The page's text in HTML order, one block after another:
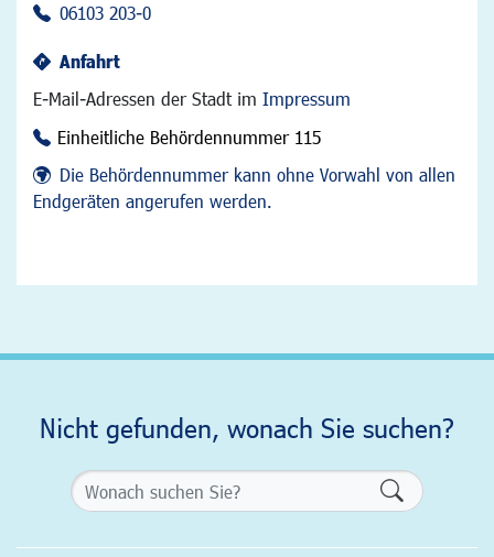
06103 203-0
Anfahrt
E-Mail-Adressen der Stadt im Impressum
Einheitliche Behördennummer 115
Die Behördennummer kann ohne Vorwahl von allen
Endgeräten angerufen werden.
Nicht gefunden, wonach Sie suchen?